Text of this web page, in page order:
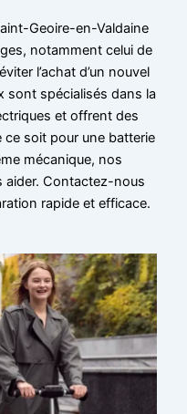
Geoire-en-Valdaine
notamment celui de
l’achat d’un nouvel
sont spécialisés dans la
et offrent des
ce soit pour une batterie
mécanique, nos
aider. Contactez-nous
rapide et efficace.